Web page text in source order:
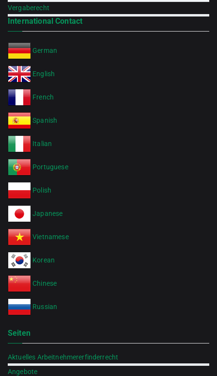
Vergaberecht
International Contact
German
English
French
Spanish
Italian
Portuguese
Polish
Japanese
Vietnamese
Korean
Chinese
Russian
Seiten
Aktuelles Arbeitnehmererfinderrecht
Angebote